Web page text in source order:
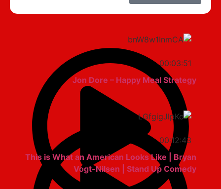
00:03:51
Jon Dore – Happy Meal Strategy
00:12:43
This is What an American Looks Like | Bryan
Vogt-Nilsen | Stand Up Comedy